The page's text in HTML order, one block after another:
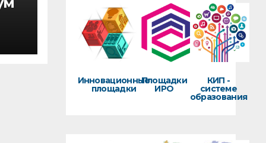
Инновационные
площадки
Площадки
ИРО
КИП -
системе
образования